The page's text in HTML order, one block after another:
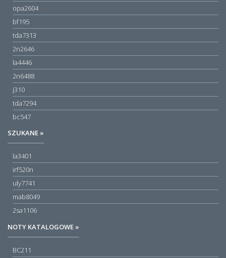
opa2604
bf195
tda7313
2n2646
la4446
2n6488
j310
tda7294
bc547
SZUKANE »
la3401
irf520n
uly7741
mab8049
2sa1106
NOTY KATALOGOWE »
BC211